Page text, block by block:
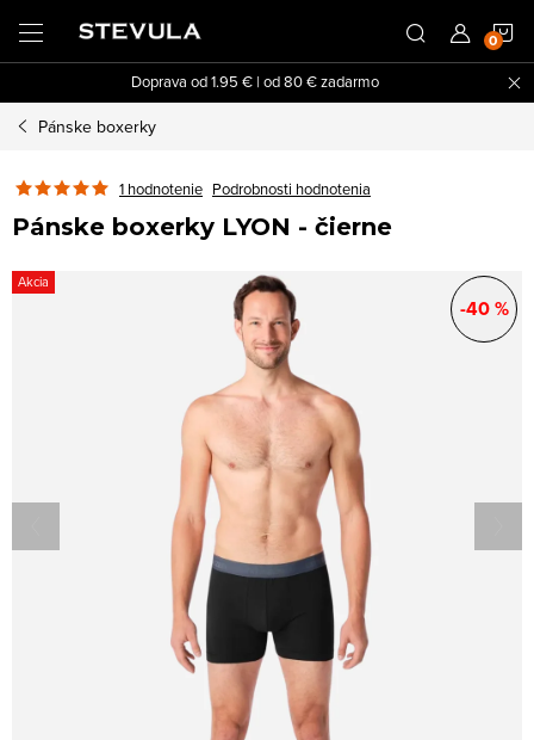
obsah
Doprava od 1.95 € | od 80 € zadarmo
Pánske boxerky
1 hodnotenie Podrobnosti hodnotenia
Pánske boxerky LYON - čierne
Akcia
-40 %